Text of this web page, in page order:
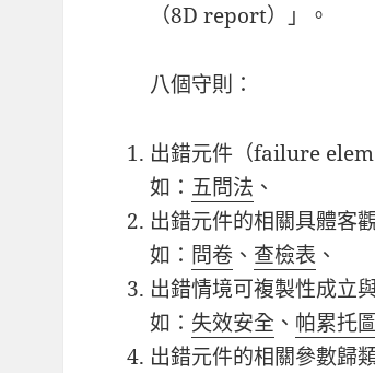
（8D report）」。
八個守則：
出錯元件（failure
如： 五問法 、
出錯元件的相關具體客
如： 問卷 、 查檢表 、
出錯情境可複製性成立
如： 失效安全 、 帕累托
出錯元件的相關參數歸